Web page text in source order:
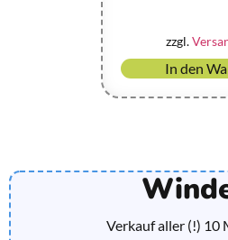
zzgl.
In den
Verkauf aller (!) 10